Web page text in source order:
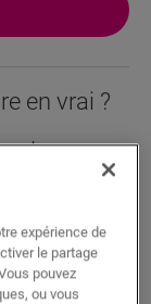
en vrai ?
expérience de
le partage
pouvez
ou vous